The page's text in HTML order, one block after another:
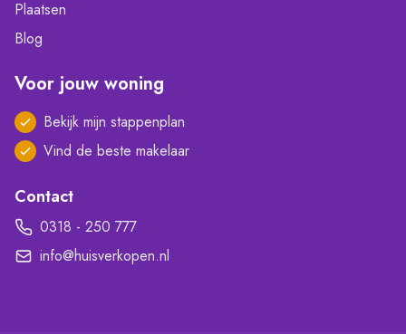
Plaatsen
Blog
Voor jouw woning
Bekijk mijn stappenplan
Vind de beste makelaar
Contact
0318 - 250 777
info@huisverkopen.nl